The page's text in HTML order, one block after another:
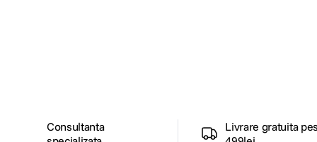
Consultanta
Livrare gratuita